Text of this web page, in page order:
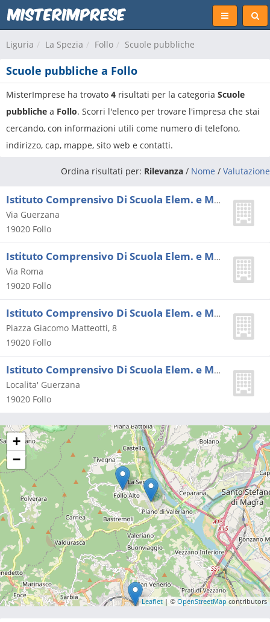
Liguria La Spezia Follo Scuole pubbliche
Scuole pubbliche a Follo
MisterImprese ha trovato 4 risultati per la categoria Scuole
pubbliche a Follo. Scorri l'elenco per trovare l'impresa che stai
cercando, con informazioni utili come numero di telefono,
indirizzo, cap, mappe, sito web e contatti.
Ordina risultati per: Rilevanza / Nome / Valutazione
Istituto Comprensivo Di Scuola Elem. e Media Di Follo
Via Guerzana
19020 Follo
Istituto Comprensivo Di Scuola Elem. e Media Di Follo
Via Roma
19020 Follo
Istituto Comprensivo Di Scuola Elem. e Media Di Follo
Piazza Giacomo Matteotti, 8
19020 Follo
Istituto Comprensivo Di Scuola Elem. e Media Di Follo
Localita' Guerzana
19020 Follo
+
−
Leaflet | © OpenStreetMap contributors